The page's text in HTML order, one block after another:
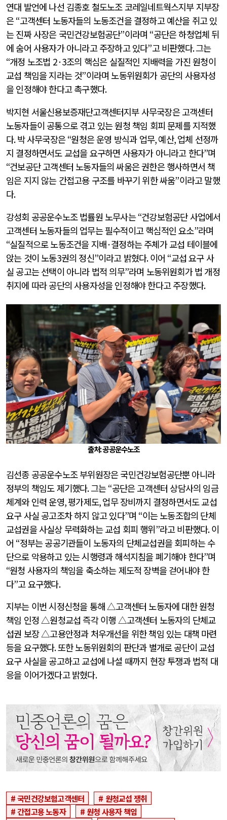
연대 발언에 나선 김종호 철도노조 코레일네트웍스지부 지부장
은“고객센터 노동자들의 노동조건을 결정하고 예산을 쥐고 있
는 진짜 사장은 국민건강보험공단”이라며 “공단은 하청업체 뒤
에 숨어 사용자가 아니라고 주장하고 있다”고 비판했다.그는
“개정 노조법 2·3조의 핵심은 실질적인 지배력을 가진 원청이
교섭 책임을 지라는 것”이라며 노동위원회가 공단의 사용자성
을 인정해야 한다고 촉구했다.
박지현 서울신용보증재단고객센터지부 사무국장은 고객센터
노동자들이 공통으로 겪고 있는 원청 책임 회피 문제를 지적했
다.박 사무국장은“원청은 운영 방식과 업무,예산,업체 선정까
지 결정하면서도 교섭을 요구하면 사용자가 아니라고 한다”며
“건보공단 고객센터 노동자들의 싸움은 권한은 행사하면서 책
임은 지지 않는 간접고용 구조를 바꾸기 위한 싸움”이라고 말했
다.
강성회 공공운수노조 법률원 노무사는“건강보험공단 사업에서
고객센터 노동자들의 업무는 필수적이고 핵심적인 요소”라며
“실질적으로 노동조건을 지배·결정하는 주체가 교섭 테이블에
앉는 것이 노동3권의 정신”이라고 밝혔다.이어 “교섭 요구 사
실 공고는 선택이 아니라 법적 의무”라며 노동위원회가 법 개정
취지에 따라 공단의 사용자성을 인정해야 한다고 주장했다.
출처: 공공운수노조
김선종 공공운수노조 부위원장은 국민건강보험공단뿐 아니라
정부의 책임도 제기했다.그는“공단은 고객센터 상담사의 임금
체계와 인력 운영,평가제도,업무 장비까지 결정하면서도 교섭
요구 사실 공고조차 하지 않고 있다”며 “이는 노동조합의 단체
교섭권을 사실상 무력화하는 교섭 회피 행위”라고 비판했다.이
어 “정부는 공공기관들이 노동자의 단체교섭권을 회피하는 수
단으로 악용하고 있는 시행령과 해석지침을 폐기해야 한다”며
“원청 사용자의 책임을 축소하는 제도적 장벽을 걷어내야 한
다”고 요구했다.
지부는 이번 시정신청을 통해 △고객센터 노동자에 대한 원청
책임 인정 △원청교섭 즉각 이행 △고객센터 노동자의 단체교
섭권 보장 △고용안정과 처우개선을 위한 책임 있는 대책 마련
등을 요구했다.또한 노동위원회의 판단과 별개로 공단이 교섭
요구 사실을 공고하고 교섭에 나설 때까지 현장 투쟁과 법적 대
응을 이어가겠다고 밝혔다.
국민건강보험고객센터
원청교섭 쟁취
간접고용 노동자
원청 사용자 책임